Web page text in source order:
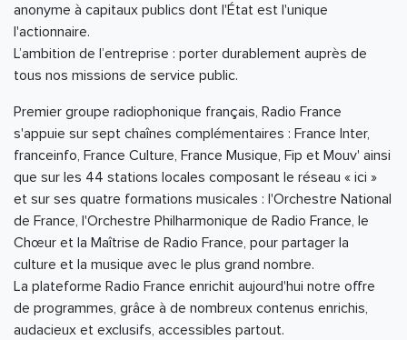
anonyme à capitaux publics dont l'État est l'unique
l'actionnaire.
L’ambition de l’entreprise : porter durablement auprès de
tous nos missions de service public.
Premier groupe radiophonique français, Radio France
s'appuie sur sept chaînes complémentaires : France Inter,
franceinfo, France Culture, France Musique, Fip et Mouv' ainsi
que sur les 44 stations locales composant le réseau « ici »
et sur ses quatre formations musicales : l'Orchestre National
de France, l'Orchestre Philharmonique de Radio France, le
Chœur et la Maîtrise de Radio France, pour partager la
culture et la musique avec le plus grand nombre.
La plateforme Radio France enrichit aujourd'hui notre offre
de programmes, grâce à de nombreux contenus enrichis,
audacieux et exclusifs, accessibles partout.